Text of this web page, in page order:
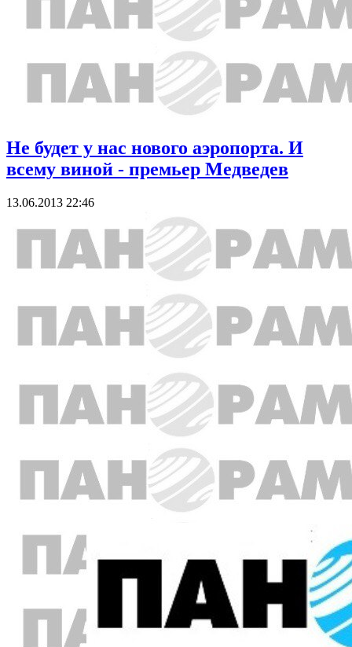
Не будет у наc нового аэропорта. И
всему виной - премьер Медведев
13.06.2013 22:46